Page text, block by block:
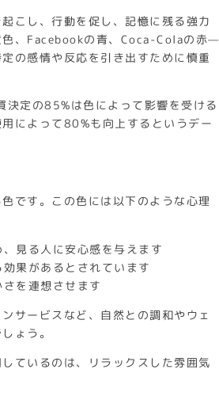
こし、行動を促し、記憶に残る強力
色、Facebookの青、Coca-Colaの赤—
の感情や反応を引き出すために慎重
定の85%は色によって影響を受ける
によって80%も向上するというデー
です。この色には以下のような心理
見る人に安心感を与えます
果があるとされています
を連想させます
サービスなど、自然との調和やウェ
ょう。
ているのは、リラックスした雰囲気